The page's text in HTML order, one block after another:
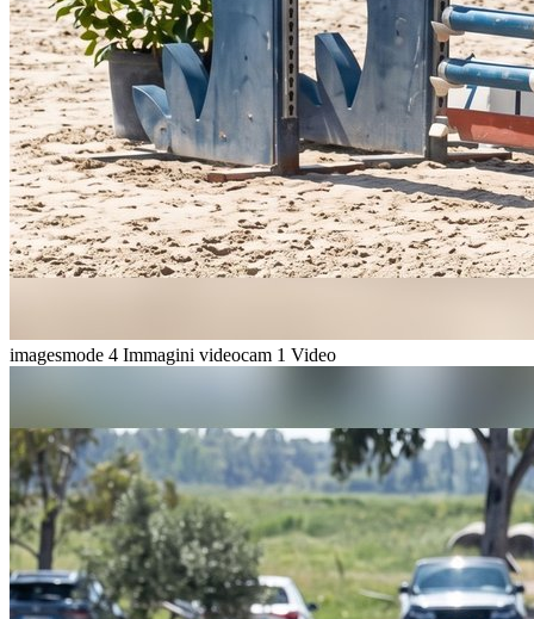
imagesmode 4 Immagini videocam 1 Video